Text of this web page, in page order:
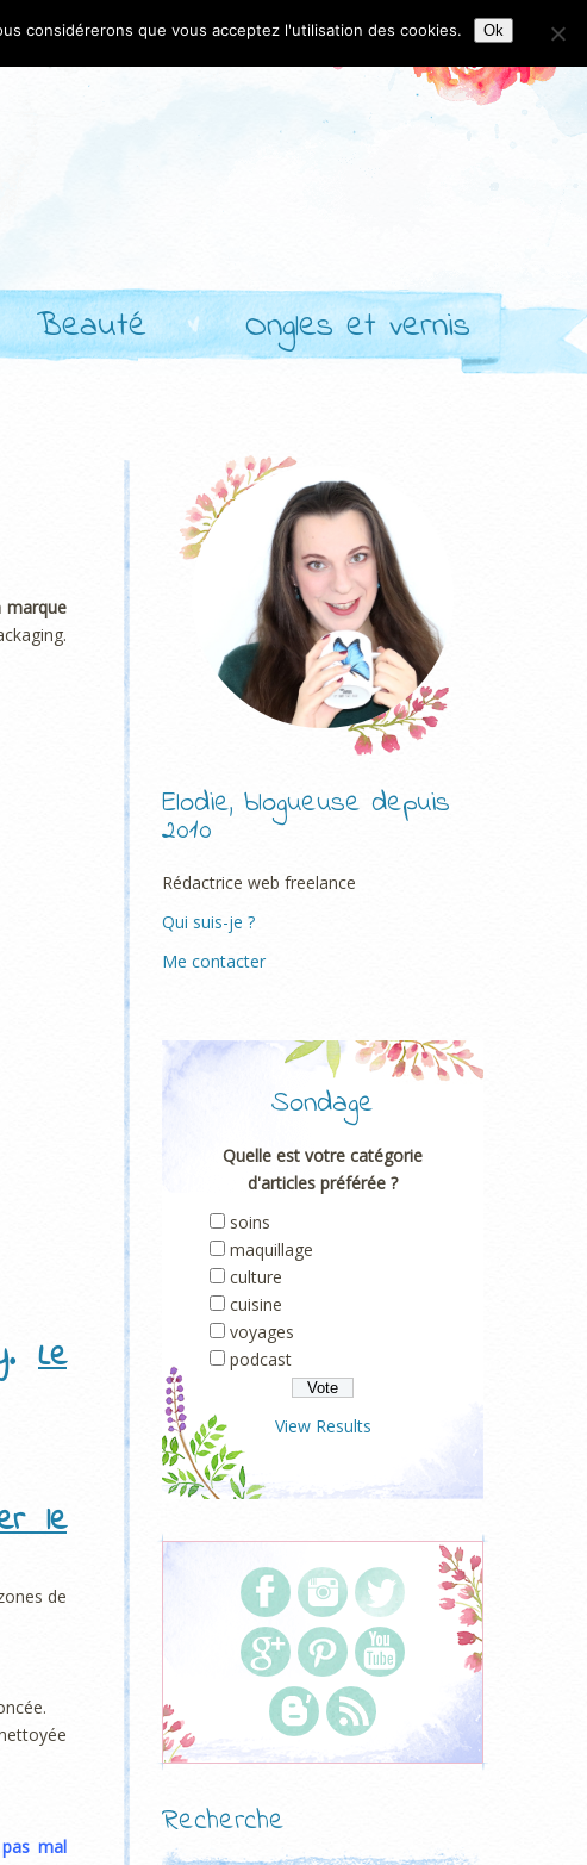
Beauté Ongles et vernis
marque
Le
le
de
mal
Elodie, blogueuse depuis
2010
Rédactrice web freelance
Qui suis-je ?
Me contacter
Sondage
Quelle est votre catégorie
d'articles préférée ?
soins
maquillage
culture
cuisine
voyages
podcast
View Results
Recherche
considérerons que vous acceptez l'utilisation des cookies. Ok